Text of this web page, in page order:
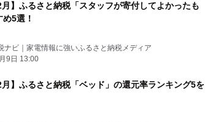
月】ふるさと納税「スタッフが寄付してよかったも
5選！
ナビ｜家電情報に強いふるさと納税メディア
9日 13:00
月】ふるさと納税「ベッド」の還元率ランキング5を